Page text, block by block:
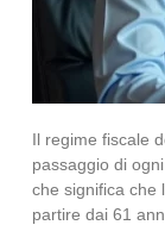
Il regime fiscale
passaggio di
che significa che
partire dai 61